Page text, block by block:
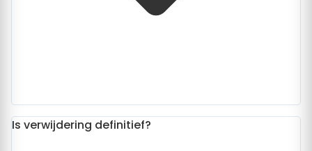
Is verwijdering definitief?